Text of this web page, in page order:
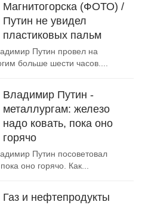
Магнитогорска (ФОТО) /
Путин не увидел
пластиковых пальм
Путин провел на
больше шести часов....
Владимир Путин -
металлургам: железо
надо ковать, пока оно
горячо
Путин посоветовал
оно горячо. Как...
Газ и нефтепродукты